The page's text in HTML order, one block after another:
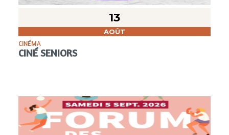
13
AOÛT
CINÉMA
CINÉ SENIORS